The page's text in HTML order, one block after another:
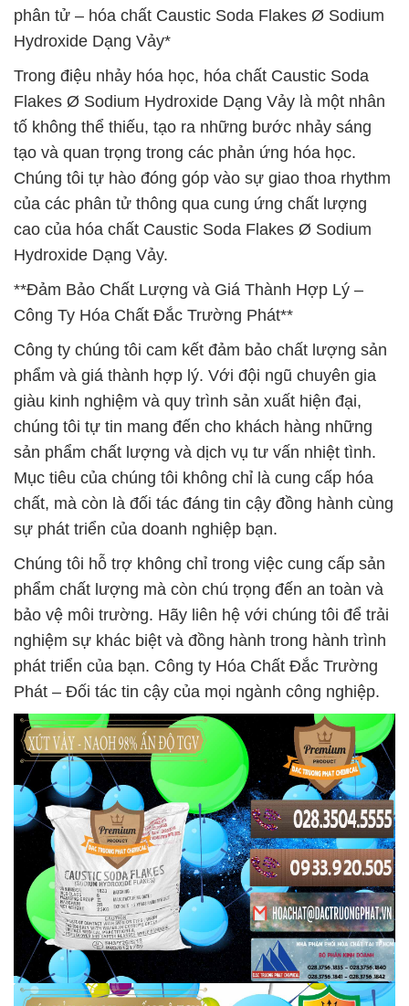
phân tử – hóa chất Caustic Soda Flakes Ø Sodium
Hydroxide Dạng Vảy*
Trong điệu nhảy hóa học, hóa chất Caustic Soda
Flakes Ø Sodium Hydroxide Dạng Vảy là một nhân
tố không thể thiếu, tạo ra những bước nhảy sáng
tạo và quan trọng trong các phản ứng hóa học.
Chúng tôi tự hào đóng góp vào sự giao thoa rhythm
của các phân tử thông qua cung ứng chất lượng
cao của hóa chất Caustic Soda Flakes Ø Sodium
Hydroxide Dạng Vảy.
**Đảm Bảo Chất Lượng và Giá Thành Hợp Lý –
Công Ty Hóa Chất Đắc Trường Phát**
Công ty chúng tôi cam kết đảm bảo chất lượng sản
phẩm và giá thành hợp lý. Với đội ngũ chuyên gia
giàu kinh nghiệm và quy trình sản xuất hiện đại,
chúng tôi tự tin mang đến cho khách hàng những
sản phẩm chất lượng và dịch vụ tư vấn nhiệt tình.
Mục tiêu của chúng tôi không chỉ là cung cấp hóa
chất, mà còn là đối tác đáng tin cậy đồng hành cùng
sự phát triển của doanh nghiệp bạn.
Chúng tôi hỗ trợ không chỉ trong việc cung cấp sản
phẩm chất lượng mà còn chú trọng đến an toàn và
bảo vệ môi trường. Hãy liên hệ với chúng tôi để trải
nghiệm sự khác biệt và đồng hành trong hành trình
phát triển của bạn. Công ty Hóa Chất Đắc Trường
Phát – Đối tác tin cậy của mọi ngành công nghiệp.